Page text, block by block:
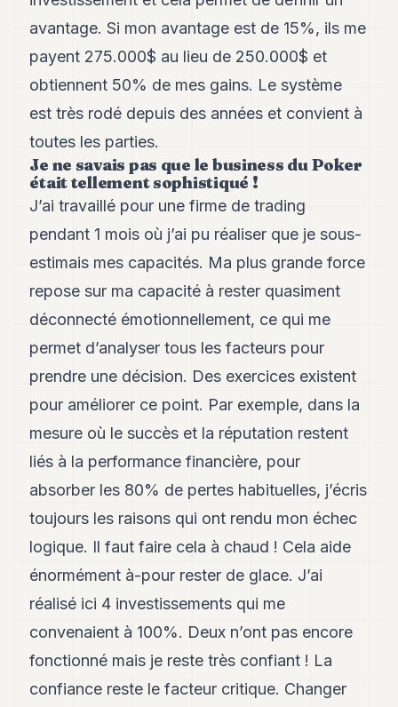
avantage. Si mon avantage est de 15%, ils me
payent 275.000$ au lieu de 250.000$ et
obtiennent 50% de mes gains. Le système
est très rodé depuis des années et convient à
toutes les parties.
Je ne savais pas que le business du Poker
était tellement sophistiqué !
J’ai travaillé pour une firme de trading
pendant 1 mois où j’ai pu réaliser que je sous-
estimais mes capacités. Ma plus grande force
repose sur ma capacité à rester quasiment
déconnecté émotionnellement, ce qui me
permet d’analyser tous les facteurs pour
prendre une décision. Des exercices existent
pour améliorer ce point. Par exemple, dans la
mesure où le succès et la réputation restent
liés à la performance financière, pour
absorber les 80% de pertes habituelles, j’écris
toujours les raisons qui ont rendu mon échec
logique. Il faut faire cela à chaud ! Cela aide
énormément à-pour rester de glace. J’ai
réalisé ici 4 investissements qui me
convenaient à 100%. Deux n’ont pas encore
fonctionné mais je reste très confiant ! La
confiance reste le facteur critique. Changer